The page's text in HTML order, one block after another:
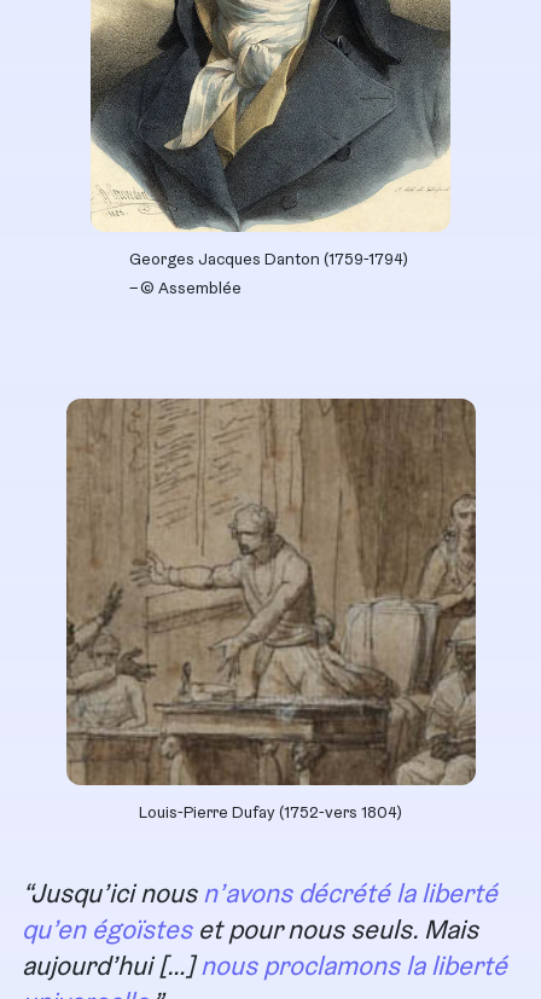
Georges Jacques Danton (1759-1794)
– © Assemblée
Louis-Pierre Dufay (1752-vers 1804)
Jusqu’ici nousn’avons décrété la liberté
qu’en égoïsteset pour nous seuls. Mais
aujourd’hui […]nous proclamons la liberté